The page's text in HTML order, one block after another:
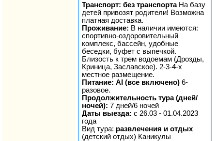
Транспорт: без транспортаНа базу
детей привозят родители! Возможна
платная доставка.
Проживание: В наличии имеются:
спортивно-оздоровительный
комплекс, бассейн, удобные
беседки, буфет с выпечкой.
Близость к трем водоемам (Дрозды,
Криница, Заславское). 2-3-4-х
местное размещение.
Питание: AI (все включено) 6-
разовое.
Продолжительность тура (дней/
ночей): 7 дней/6 ночей
Даты выезда: с 26.03 - 01.04.2023
года
Вид тура: развлечения и отдых
(детский отдых) Каникулы